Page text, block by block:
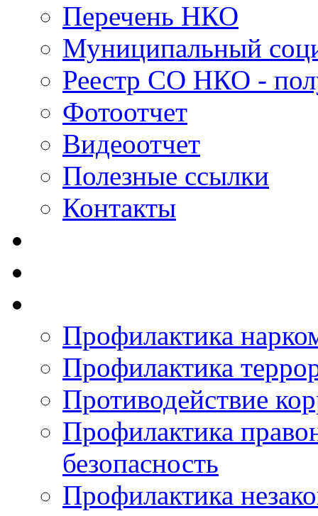
Перечень НКО
Муниципальный
Реестр СО НКО -
Фотоотчет
Видеоотчет
Полезные ссылки
Контакты
Профилактика
Профилактика
Противодействие
Профилактика
безопасность
Профилактика